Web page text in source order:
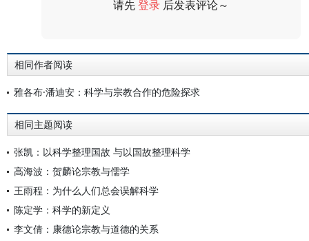
请先登录 后发表评论～
相同作者阅读
雅各布·潘迪安：科学与宗教合作的危险探求
相同主题阅读
张凯：以科学整理国故 与以国故整理科学
高海波：贺麟论宗教与儒学
王雨程：为什么人们总会误解科学
陈定学：科学的新定义
李文倩：康德论宗教与道德的关系